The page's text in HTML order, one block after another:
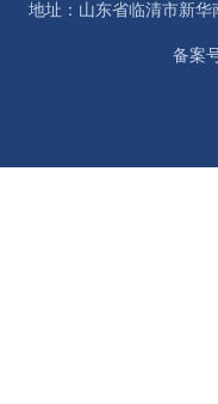
地址：山东省临清市新华
备案